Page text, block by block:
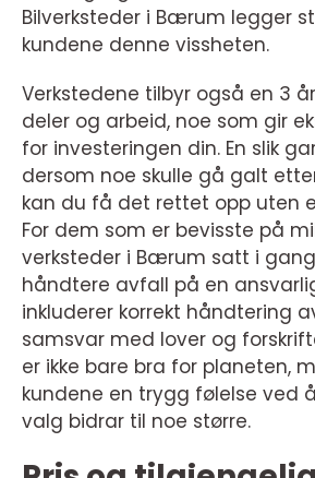
Bilverksteder i Bærum legger
kundene denne vissheten.
Verkstedene tilbyr også en 3
deler og arbeid, noe som gir
for investeringen din. En slik
dersom noe skulle gå galt
kan du få det rettet opp uten
For dem som er bevisste på
verksteder i Bærum satt i
håndtere avfall på en
inkluderer korrekt håndtering
samsvar med lover og
er ikke bare bra for planeten,
kundene en trygg følelse ved
valg bidrar til noe større.